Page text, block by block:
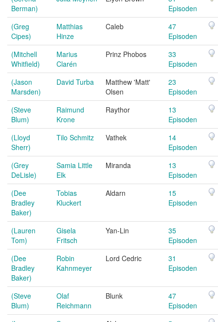
Berman)
Episoden
(Greg
Cipes)
Matthias
Hinze
Caleb
47
Episoden
(Mitchell
Whitfield)
Marius
Clarén
Prinz Phobos
33
Episoden
(Jason
Marsden)
David Turba
Matthew 'Matt'
Olsen
23
Episoden
(Steve
Blum)
Raimund
Krone
Raythor
13
Episoden
(Lloyd
Sherr)
Tilo Schmitz Vathek
14
Episoden
(Grey
DeLisle)
Samia Little
Elk
Miranda
13
Episoden
(Dee
Bradley
Baker)
Tobias
Kluckert
Aldarn
15
Episoden
(Lauren
Tom)
Gisela
Fritsch
Yan-Lin
35
Episoden
(Dee
Bradley
Baker)
Robin
Kahnmeyer
Lord Cedric
31
Episoden
(Steve
Blum)
Olaf
Reichmann
Blunk
47
Episoden